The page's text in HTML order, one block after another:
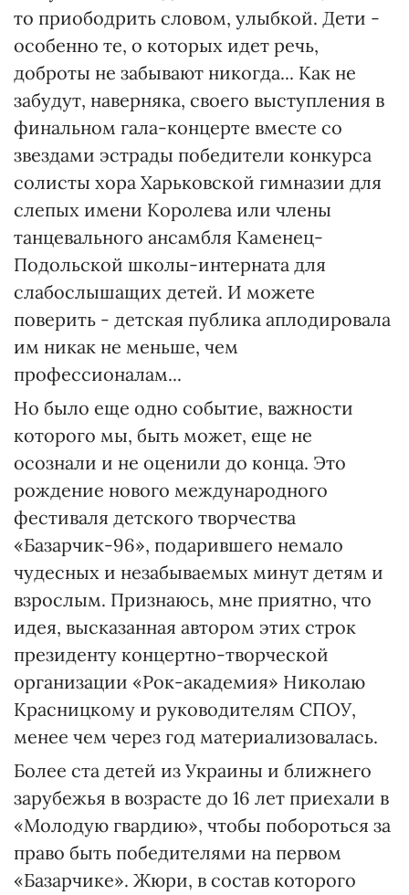
то приободрить словом, улыбкой. Дети -
особенно те, о которых идет речь,
доброты не забывают никогда... Как не
забудут, наверняка, своего выступления в
финальном гала-концерте вместе со
звездами эстрады победители конкурса
солисты хора Харьковской гимназии для
слепых имени Королева или члены
танцевального ансамбля Каменец-
Подольской школы-интерната для
слабослышащих детей. И можете
поверить - детская публика аплодировала
им никак не меньше, чем
профессионалам...
Но было еще одно событие, важности
которого мы, быть может, еще не
осознали и не оценили до конца. Это
рождение нового международного
фестиваля детского творчества
«Базарчик-96», подарившего немало
чудесных и незабываемых минут детям и
взрослым. Признаюсь, мне приятно, что
идея, высказанная автором этих строк
президенту концертно-творческой
организации «Рок-академия» Николаю
Красницкому и руководителям СПОУ,
менее чем через год материализовалась.
Более ста детей из Украины и ближнего
зарубежья в возрасте до 16 лет приехали в
«Молодую гвардию», чтобы побороться за
право быть победителями на первом
«Базарчике». Жюри, в состав которого